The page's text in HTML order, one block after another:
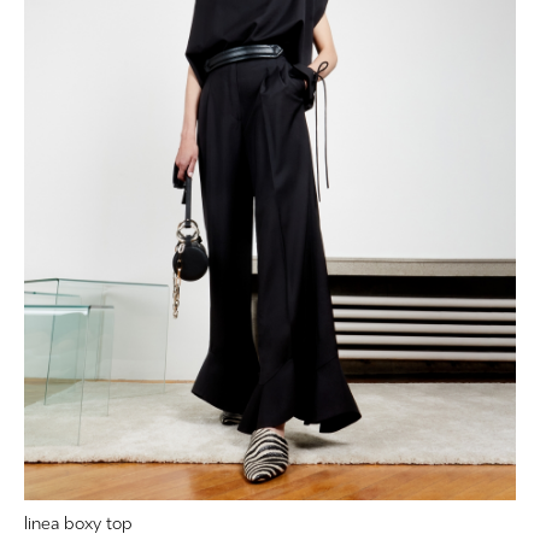
linea boxy top